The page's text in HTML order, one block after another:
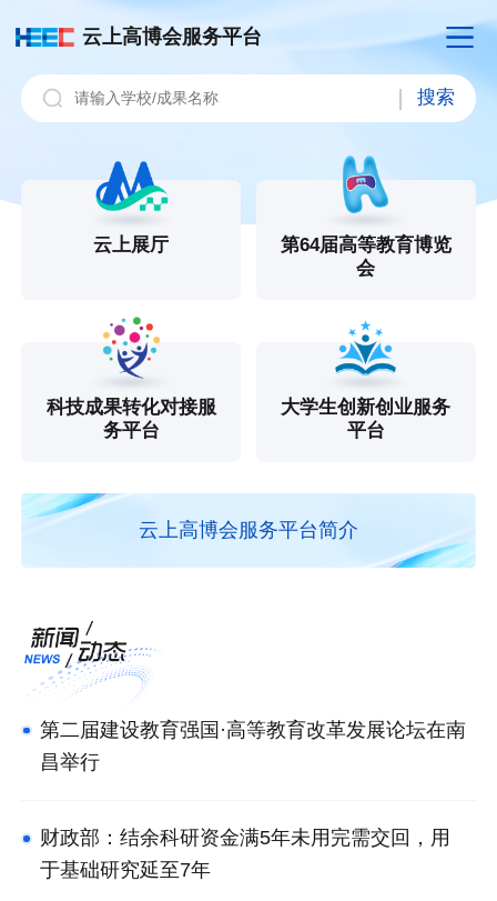
云上高博会服务平台
搜索
云上展厅
第64届高等教育博览
会
科技成果转化对接服
务平台
大学生创新创业服务
平台
云上高博会服务平台简介
第二届建设教育强国·高等教育改革发展论坛在南
昌举行
财政部：结余科研资金满5年未用完需交回，用
于基础研究延至7年